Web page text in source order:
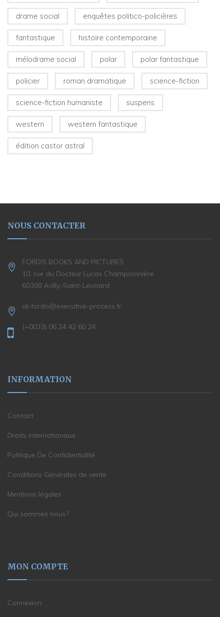
drame social enquêtes politico-policières
fantastique histoire contemporaine
mélodrame social polar polar fantastique
policier roman dramatique science-fiction
science-fiction humaniste suspens
western western fantastique
édition castor astral
NOUS CONTACTER
FORDIS BOOKS AND PICTURES
10, rue du Docteur Lucas Championnière
60300 Avilly-Saint-Léonard
sb.fordis@executive-process.fr
(+0033) 06 24 42 60 24
INFORMATION
Contact
Droits internationaux
Politique De Confidentialité
Conditions Générales de vente
Mentions légales
Qui sommes nous?
MON COMPTE
Connexion